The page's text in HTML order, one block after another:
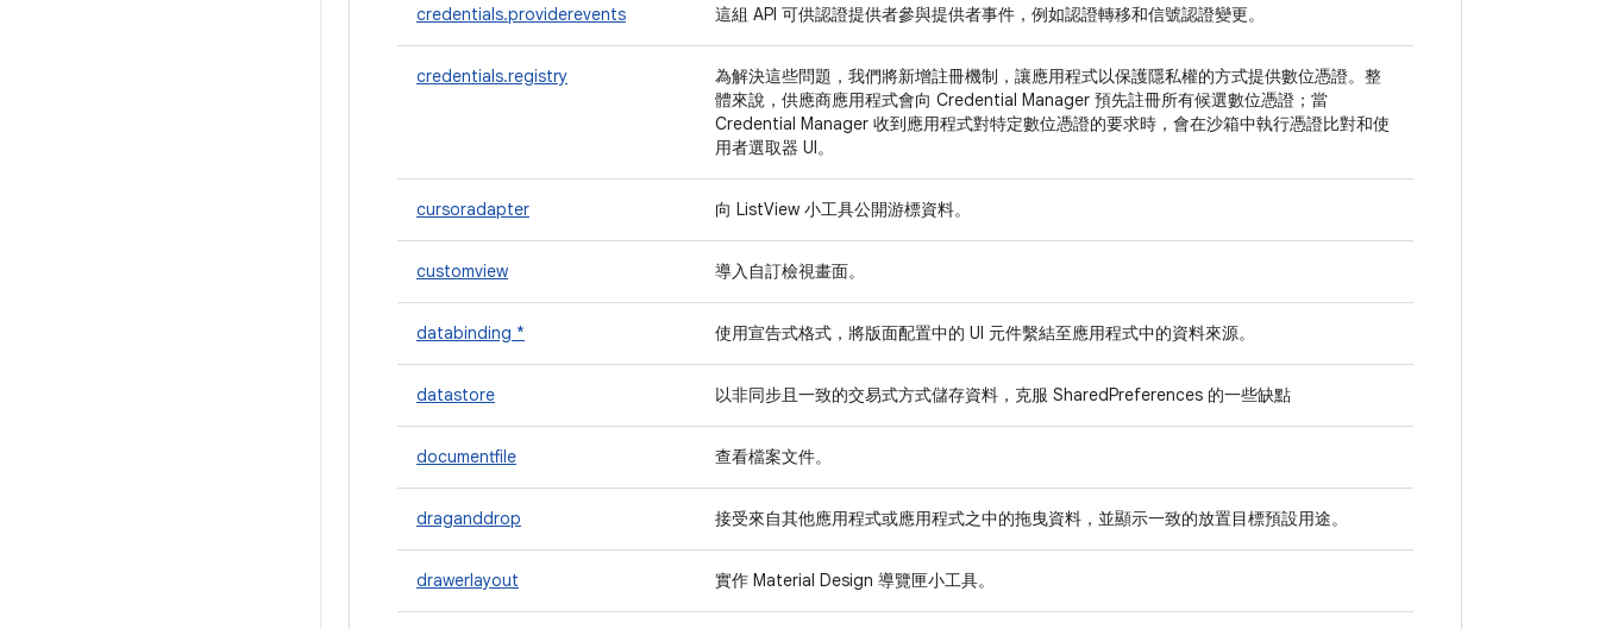
credentials.providerevents 這組 API 可供認證提供者參與提供者事件，例如認證轉移和信號認證變更。
credentials.registry
為解決這些問題，我們將新增註冊機制，讓應用程式以保護隱私權的方式提供數位憑證。整
體來說，供應商應用程式會向 Credential Manager 預先註冊所有候選數位憑證；當
Credential Manager 收到應用程式對特定數位憑證的要求時，會在沙箱中執行憑證比對和使
用者選取器 UI。
cursoradapter 向 ListView 小工具公開游標資料。
customview 導入自訂檢視畫面。
databinding * 使用宣告式格式，將版面配置中的 UI 元件繫結至應用程式中的資料來源。
datastore 以非同步且一致的交易式方式儲存資料，克服 SharedPreferences 的一些缺點
documentfile 查看檔案文件。
draganddrop 接受來自其他應用程式或應用程式之中的拖曳資料，並顯示一致的放置目標預設用途。
drawerlayout 實作 Material Design 導覽匣小工具。